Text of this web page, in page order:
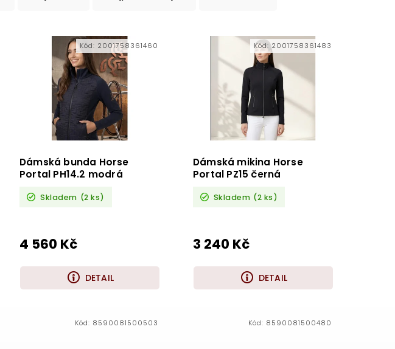
Dámská bunda Horse
Portal PH14.2 modrá
Skladem (2 ks)
4 560 Kč
DETAIL
Kód: 2001758361460
Dámská mikina Horse
Portal PZ15 černá
Skladem (2 ks)
3 240 Kč
DETAIL
Kód:2001758361483
Kód: 8590081500503 Kód: 8590081500480